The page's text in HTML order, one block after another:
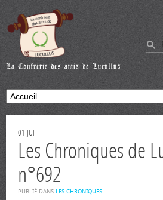
01 JUI
Les Chroniques de
n°692
PUBLIÉ DANS LES CHRONIQUES.